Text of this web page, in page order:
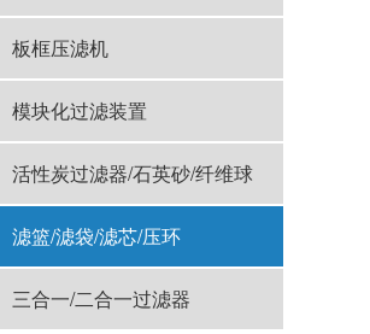
板框压滤机
模块化过滤装置
活性炭过滤器/石英砂/纤维球
滤篮/滤袋/滤芯/压环
三合一/二合一过滤器